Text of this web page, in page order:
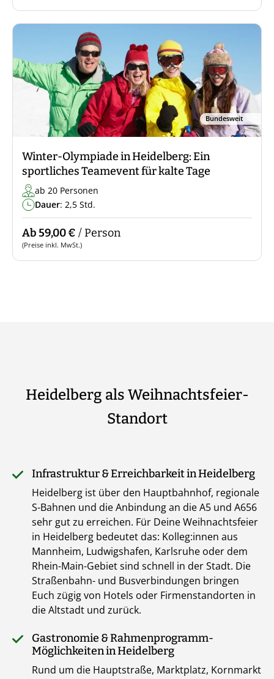
Bundesweit
Winter-Olympiade in Heidelberg: Ein
sportliches Teamevent für kalte Tage
ab 20 Personen
Dauer: 2,5 Std.
Ab 59,00 € / Person
(Preise inkl. MwSt.)
Heidelberg als Weihnachtsfeier-
Standort
Infrastruktur & Erreichbarkeit in Heidelberg
Heidelberg ist über den Hauptbahnhof, regionale
S-Bahnen und die Anbindung an die A5 und A656
sehr gut zu erreichen. Für Deine Weihnachtsfeier
in Heidelberg bedeutet das: Kolleg:innen aus
Mannheim, Ludwigshafen, Karlsruhe oder dem
Rhein-Main-Gebiet sind schnell in der Stadt. Die
Straßenbahn- und Busverbindungen bringen
Euch zügig von Hotels oder Firmenstandorten in
die Altstadt und zurück.
Gastronomie & Rahmenprogramm-
Möglichkeiten in Heidelberg
Rund um die Hauptstraße, Marktplatz, Kornmarkt